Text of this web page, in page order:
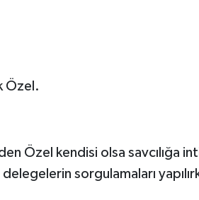
Özel.
Özel kendisi olsa savcılığa
sorgulamaları